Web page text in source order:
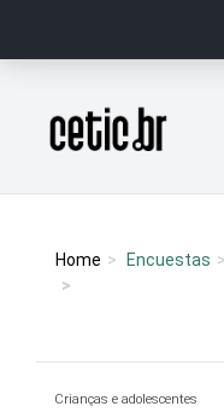
Página inicial
Home Encuestas
Crianças e adolescentes